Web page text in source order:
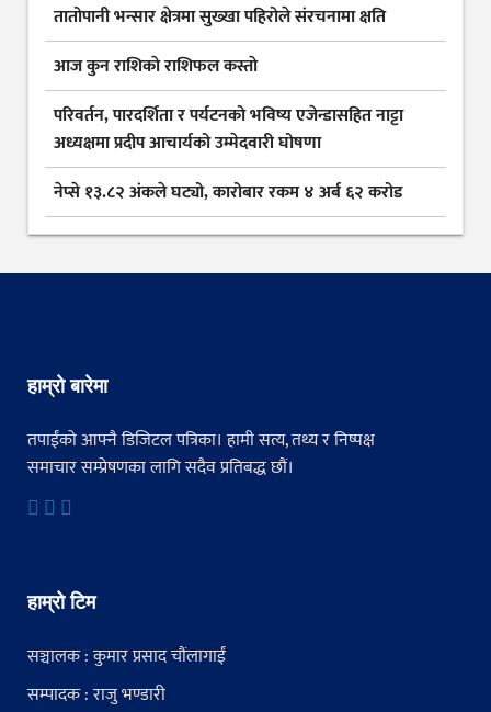
तातोपानी भन्सार क्षेत्रमा सुख्खा पहिरोले संरचनामा क्षति
आज कुन राशिकाे राशिफल कस्ताे
परिवर्तन, पारदर्शिता र पर्यटनको भविष्य एजेन्डासहित नाट्टा
अध्यक्षमा प्रदीप आचार्यको उम्मेदवारी घोषणा
नेप्से १३.८२ अंकले घट्यो, कारोबार रकम ४ अर्ब ६२ करोड
हाम्रो बारेमा
तपाईंको आफ्नै डिजिटल पत्रिका। हामी सत्य, तथ्य र निष्पक्ष
समाचार सम्प्रेषणका लागि सदैव प्रतिबद्ध छौं।
हाम्रो टिम
सञ्चालक : कुमार प्रसाद चौंलागाईं
सम्पादक : राजु भण्डारी